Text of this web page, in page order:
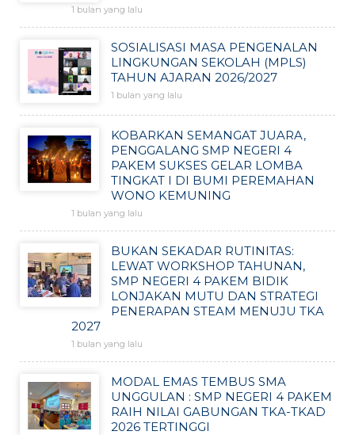
1 bulan yang lalu
SOSIALISASI MASA PENGENALAN
LINGKUNGAN SEKOLAH (MPLS)
TAHUN AJARAN 2026/2027
1 bulan yang lalu
KOBARKAN SEMANGAT JUARA,
PENGGALANG SMP NEGERI 4
PAKEM SUKSES GELAR LOMBA
TINGKAT I DI BUMI PEREMAHAN
WONO KEMUNING
1 bulan yang lalu
BUKAN SEKADAR RUTINITAS:
LEWAT WORKSHOP TAHUNAN,
SMP NEGERI 4 PAKEM BIDIK
LONJAKAN MUTU DAN STRATEGI
PENERAPAN STEAM MENUJU TKA
2027
1 bulan yang lalu
MODAL EMAS TEMBUS SMA
UNGGULAN : SMP NEGERI 4 PAKEM
RAIH NILAI GABUNGAN TKA-TKAD
2026 TERTINGGI